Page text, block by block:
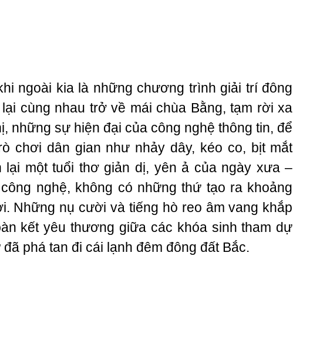
ngoài kia là những chương trình giải trí đông
cùng nhau trở về mái chùa Bằng, tạm rời xa
những sự hiện đại của công nghệ thông tin, để
chơi dân gian như nhảy dây, kéo co, bịt mắt
một tuổi thơ giản dị, yên ả của ngày xưa –
nghệ, không có những thứ tạo ra khoảng
Những nụ cười và tiếng hò reo âm vang khắp
kết yêu thương giữa các khóa sinh tham dự
phá tan đi cái lạnh đêm đông đất Bắc.